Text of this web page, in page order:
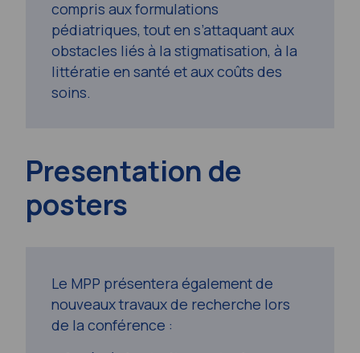
compris aux formulations
pédiatriques, tout en s’attaquant aux
obstacles liés à la stigmatisation, à la
littératie en santé et aux coûts des
soins.
Presentation de
posters
Le MPP présentera également de
nouveaux travaux de recherche lors
de la conférence :